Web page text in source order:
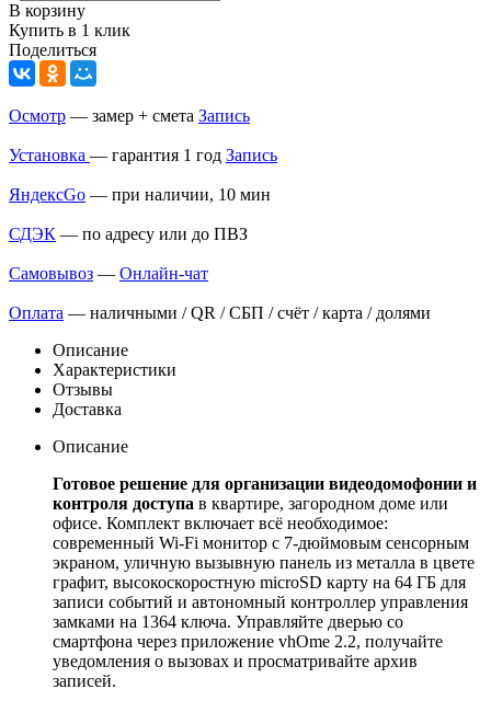
В корзину
Купить в 1 клик
Поделиться
Осмотр — замер + смета Запись
Установка — гарантия 1 год Запись
ЯндексGo — при наличии, 10 мин
СДЭК — по адресу или до ПВЗ
Самовывоз — Онлайн-чат
Оплата — наличными / QR / СБП / счёт / карта / долями
Описание
Характеристики
Отзывы
Доставка
Описание
Готовое решение для организации видеодомофонии и
контроля доступа в квартире, загородном доме или
офисе. Комплект включает всё необходимое:
современный Wi-Fi монитор с 7-дюймовым сенсорным
экраном, уличную вызывную панель из металла в цвете
графит, высокоскоростную microSD карту на 64 ГБ для
записи событий и автономный контроллер управления
замками на 1364 ключа. Управляйте дверью со
смартфона через приложение vhOme 2.2, получайте
уведомления о вызовах и просматривайте архив
записей.